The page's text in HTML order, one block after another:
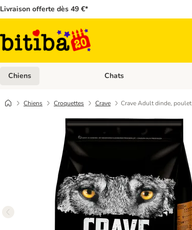
Livraison offerte dès 49 €*
Chiens Dérouler les catégories: Chiens
Chats
Chiens Croquettes Crave Crave Adult dinde, poulet